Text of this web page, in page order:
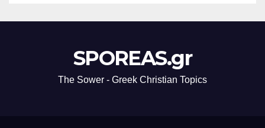
SPOREAS.gr
The Sower - Greek Christian Topics